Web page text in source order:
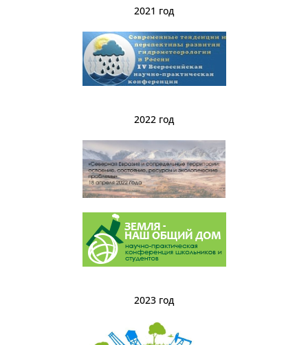
2021 год
2022 год
2023 год